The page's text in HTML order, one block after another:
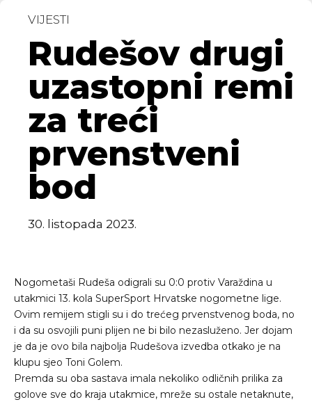
VIJESTI
Rudešov drugi
uzastopni remi
za treći
prvenstveni
bod
30. listopada 2023.
Nogometaši Rudeša odigrali su 0:0 protiv Varaždina u
utakmici 13. kola SuperSport Hrvatske nogometne lige.
Ovim remijem stigli su i do trećeg prvenstvenog boda, no
i da su osvojili puni plijen ne bi bilo nezasluženo. Jer dojam
je da je ovo bila najbolja Rudešova izvedba otkako je na
klupu sjeo Toni Golem.
Premda su oba sastava imala nekoliko odličnih prilika za
golove sve do kraja utakmice, mreže su ostale netaknute,